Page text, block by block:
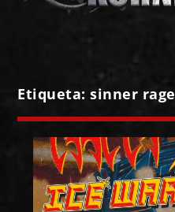
Etiqueta:sinner rage